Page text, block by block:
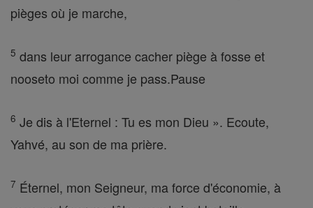
pièges où je marche,
5 dans leur arrogance cacher piège à fosse et
nooseto moi comme je pass.Pause
6 Je dis à l'Eternel : Tu es mon Dieu ». Ecoute,
Yahvé, au son de ma prière.
7 Éternel, mon Seigneur, ma force d'économie, à